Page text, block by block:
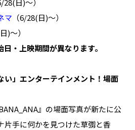
マ （6/28(日)～）
)～）
・上映期間が異なります。
」エンターテインメント！場面
』の場面写真が新たに公
片手に何かを見つけた草彅と香